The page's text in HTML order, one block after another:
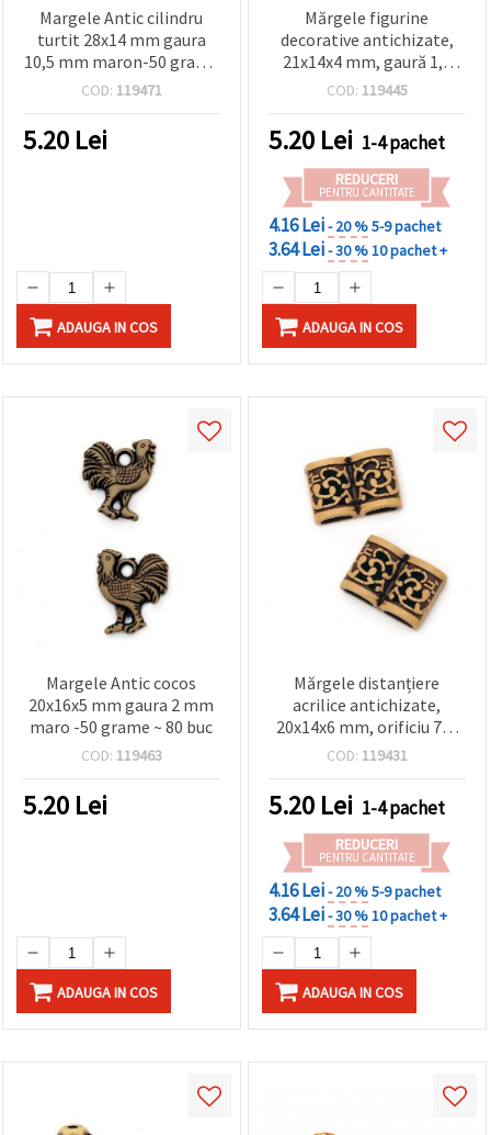
Margele Antic cilindru
turtit 28x14 mm gaura
10,5 mm maron-50 grame
~ 53 buc
COD: 119471
5.20 Lei
ADAUGA IN COS
Mărgele figurine
decorative antichizate,
21x14x4 mm, gaură 1,5
mm, maro – 50 g (~75
COD: 119445
5.20 Lei 1-4 pachet
REDUCERI
PENTRU CANTITATE
4.16 Lei- 20 %5-9 pachet
3.64 Lei- 30 %10 pachet +
ADAUGA IN COS
Margele Antic cocos
20x16x5 mm gaura 2 mm
maro -50 grame ~ 80 buc
COD: 119463
5.20 Lei
ADAUGA IN COS
Mărgele distanțiere
acrilice antichizate,
20x14x6 mm, orificiu 7x3
mm, maro - 50 g ±60 buc.
COD: 119431
5.20 Lei 1-4 pachet
REDUCERI
PENTRU CANTITATE
4.16 Lei- 20 %5-9 pachet
3.64 Lei- 30 %10 pachet +
ADAUGA IN COS